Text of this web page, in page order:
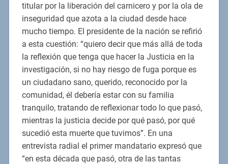
titular por la liberación del carnicero y por la ola de
inseguridad que azota a la ciudad desde hace
mucho tiempo. El presidente de la nación se refirió
a esta cuestión: “quiero decir que más allá de toda
la reflexión que tenga que hacer la Justicia en la
investigación, si no hay riesgo de fuga porque es
un ciudadano sano, querido, reconocido por la
comunidad, él debería estar con su familia
tranquilo, tratando de reflexionar todo lo que pasó,
mientras la justicia decide por qué pasó, por qué
sucedió esta muerte que tuvimos”. En una
entrevista radial el primer mandatario expresó que
“en esta década que pasó, otra de las tantas